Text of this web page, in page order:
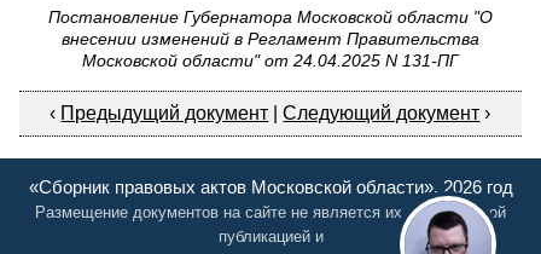
Постановление Губернатора Московской области "О
внесении изменений в Регламент Правительства
Московской области" от 24.04.2025 N 131-ПГ
‹ Предыдущий документ |Следующий документ ›
«Сборник правовых актов Московской области», 2026 год
Размещение документов на сайте не является их официальной
публикацией и